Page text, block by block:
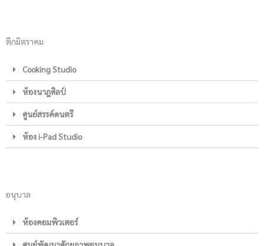
ตึกมิตราคม
Cooking Studio
ห้องนาฎศิลป์
ศูนย์สรรค์ดนตรี
ห้อง i-Pad Studio
อนุบาล
ห้องคอมพิวเตอร์